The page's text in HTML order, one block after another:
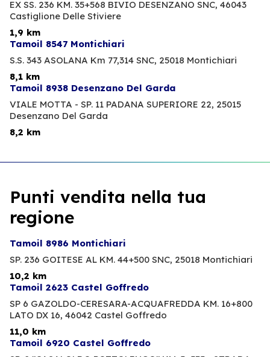
EX SS. 236 KM. 35+568 BIVIO DESENZANO SNC, 46043
Castiglione Delle Stiviere
1,9 km
Tamoil 8547 Montichiari
S.S. 343 ASOLANA Km 77,314 SNC, 25018 Montichiari
8,1 km
Tamoil 8938 Desenzano Del Garda
VIALE MOTTA - SP. 11 PADANA SUPERIORE 22, 25015
Desenzano Del Garda
8,2 km
Punti vendita nella tua
regione
Tamoil 8986 Montichiari
SP. 236 GOITESE AL KM. 44+500 SNC, 25018 Montichiari
10,2 km
Tamoil 2623 Castel Goffredo
SP 6 GAZOLDO-CERESARA-ACQUAFREDDA KM. 16+800
LATO DX 16, 46042 Castel Goffredo
11,0 km
Tamoil 6920 Castel Goffredo